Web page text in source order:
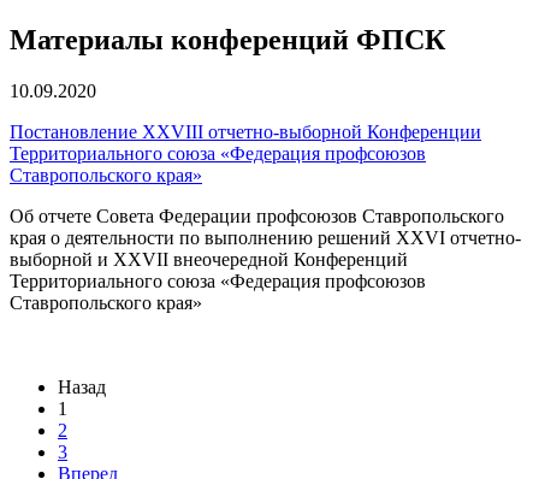
Материалы конференций ФПСК
10.09.2020
Постановление XXVIII отчетно-выборной Конференции
Территориального союза «Федерация профсоюзов
Ставропольского края»
Об отчете Совета Федерации профсоюзов Ставропольского
края о деятельности по выполнению решений XXVI отчетно-
выборной и XXVII внеочередной Конференций
Территориального союза «Федерация профсоюзов
Ставропольского края»
Назад
1
2
3
Вперед